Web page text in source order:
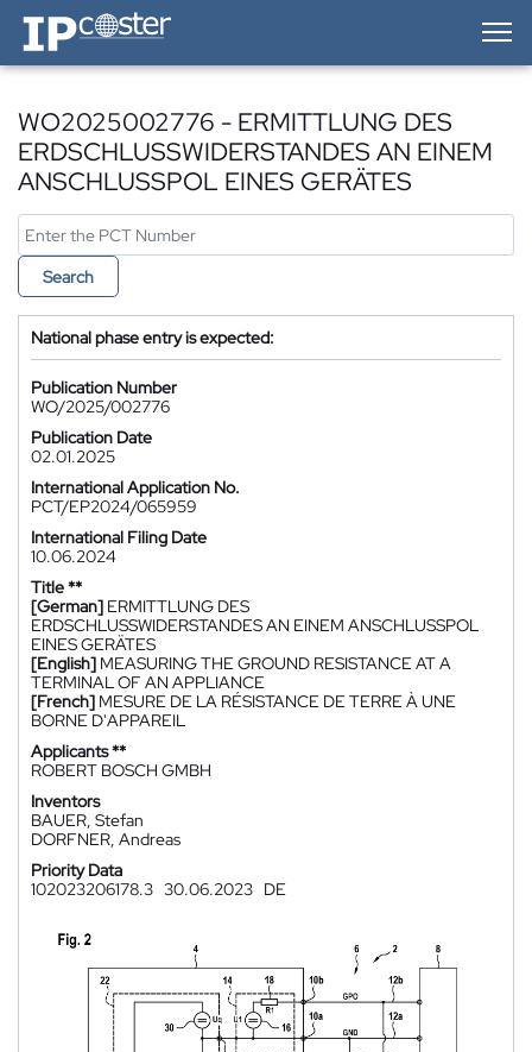
IP-Coster — Home
WO2025002776 - ERMITTLUNG DES
ERDSCHLUSSWIDERSTANDES AN EINEM
ANSCHLUSSPOL EINES GERÄTES
Search
National phase entry is expected:
Publication Number
WO/2025/002776
Publication Date
02.01.2025
International Application No.
PCT/EP2024/065959
International Filing Date
10.06.2024
Title **
[German] ERMITTLUNG DES
ERDSCHLUSSWIDERSTANDES AN EINEM ANSCHLUSSPOL
EINES GERÄTES
[English] MEASURING THE GROUND RESISTANCE AT A
TERMINAL OF AN APPLIANCE
[French] MESURE DE LA RÉSISTANCE DE TERRE À UNE
BORNE D'APPAREIL
Applicants **
ROBERT BOSCH GMBH
Inventors
BAUER, Stefan
DORFNER, Andreas
Priority Data
102023206178.3 30.06.2023 DE